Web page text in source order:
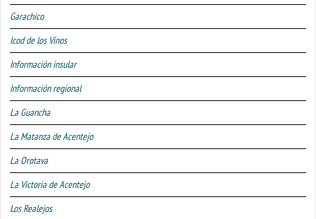
Garachico
Icod de los Vinos
Información insular
Información regional
La Guancha
La Matanza de Acentejo
La Orotava
La Victoria de Acentejo
Los Realejos